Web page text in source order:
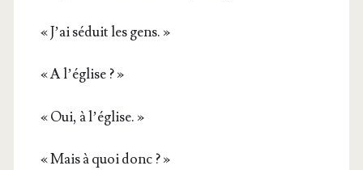
« J’ai séduit les gens. »
« A l’église ? »
« Oui, à l’église. »
« Mais à quoi donc ? »